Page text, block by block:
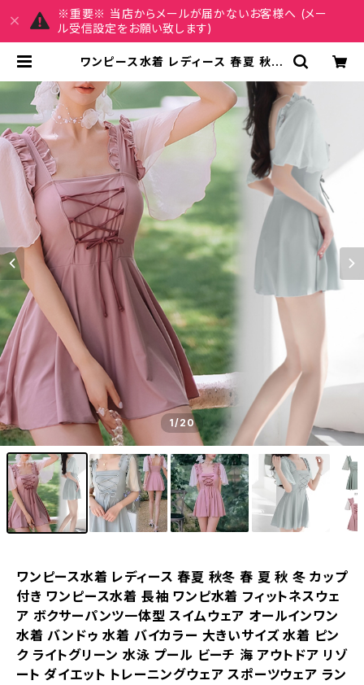
※重要※ 当店からメールが届かないお客様へ (メー
ル受信設定をお願い致します)
ワンピース水着 レディース 春夏 秋冬
着 長袖 ワンピ水着 フィットネスウェ
ア ボクサーパンツ一体型 スイムウェ
ア オールインワン水着 バンドゥ 水着
バイカラー 大きいサイズ 水着 ピンク
ライトグリーン 水泳 プール ビーチ 海
アウトドア リゾート ダイエット トレー
ニングウェア スポーツウェア ランニ
ングウェア カジュアル OL 20代 30
代 40代 50代 K-M0009 | REIRS
E レイルセ 20代,30代,40代 レディ
ースファッション 通販
1/20
ワンピース水着 レディース 春夏 秋冬 春 夏 秋 冬 カップ
付き ワンピース水着 長袖 ワンピ水着 フィットネスウェ
ア ボクサーパンツ一体型 スイムウェア オールインワン
水着 バンドゥ 水着 バイカラー 大きいサイズ 水着 ピン
ク ライトグリーン 水泳 プール ビーチ 海 アウトドア リゾ
ート ダイエット トレーニングウェア スポーツウェア ラン